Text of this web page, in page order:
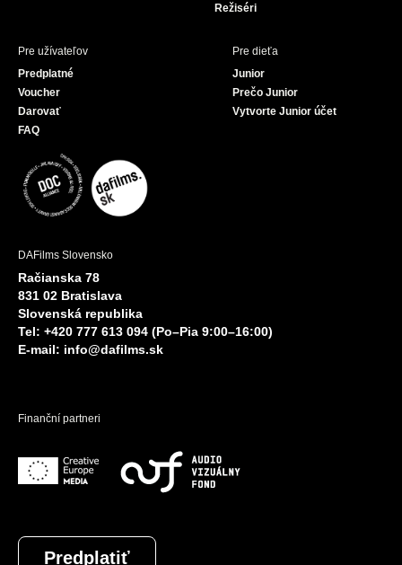
Režiséri
Pre užívateľov
Predplatné
Voucher
Darovať
FAQ
Pre dieťa
Junior
Prečo Junior
Vytvorte Junior účet
DAFilms Slovensko
Račianska 78
831 02 Bratislava
Slovenská republika
Tel: +420 777 613 094 (Po–Pia 9:00–16:00)
E-mail: info@dafilms.sk
Finanční partneri
Predplatiť